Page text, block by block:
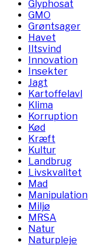
Glyphosat
GMO
Grøntsager
Havet
Iltsvind
Innovation
Insekter
Jagt
Kartoffelavl
Klima
Korruption
Kød
Kræft
Kultur
Landbrug
Livskvalitet
Mad
Manipulation
Miljø
MRSA
Natur
Naturpleje